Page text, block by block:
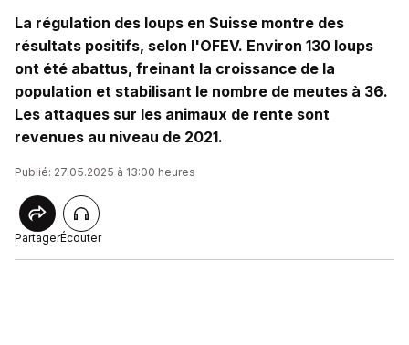
La régulation des loups en Suisse montre des
résultats positifs, selon l'OFEV. Environ 130 loups
ont été abattus, freinant la croissance de la
population et stabilisant le nombre de meutes à 36.
Les attaques sur les animaux de rente sont
revenues au niveau de 2021.
Publié: 27.05.2025 à 13:00 heures
PartagerÉcouter